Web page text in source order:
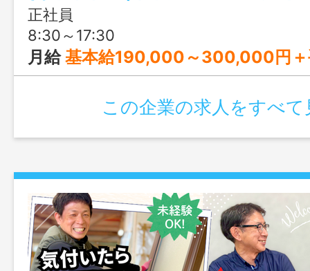
あり。宇宙産業を支えながら、種子島で
ける環境が魅力です。
正社員
8:30～17:30
月給基本給190,000～300,000円＋手当 ※賃金については、経験・
この企業の求人をすべて